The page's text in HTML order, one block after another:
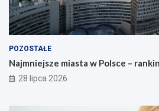
POZOSTAŁE
Najmniejsze miasta w Polsce –
28 lipca 2026